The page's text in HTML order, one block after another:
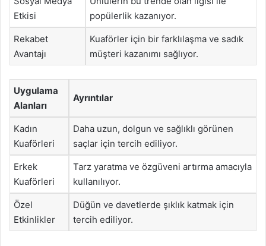
Etkisi
popülerlik kazanıyor.
Rekabet
Avantajı
Kuaförler için bir farklılaşma ve sadık
müşteri kazanımı sağlıyor.
Uygulama
Alanları
Ayrıntılar
Kadın
Kuaförleri
Daha uzun, dolgun ve sağlıklı görünen
saçlar için tercih ediliyor.
Erkek
Kuaförleri
Tarz yaratma ve özgüveni artırma amacıyla
kullanılıyor.
Özel
Etkinlikler
Düğün ve davetlerde şıklık katmak için
tercih ediliyor.